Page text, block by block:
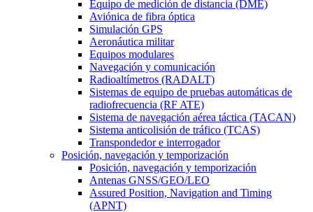
Equipo de medición de distancia (DME)
Aviónica de fibra óptica
Simulación GPS
Aeronáutica militar
Equipos modulares
Navegación y comunicación
Radioaltímetros (RADALT)
Sistemas de equipo de pruebas automáticas de
radiofrecuencia (RF ATE)
Sistema de navegación aérea táctica (TACAN)
Sistema anticolisión de tráfico (TCAS)
Transpondedor e interrogador
Posición, navegación y temporización
Posición, navegación y temporización
Antenas GNSS/GEO/LEO
Assured Position, Navigation and Timing
(APNT)